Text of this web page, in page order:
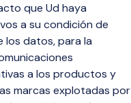
que Ud haya
a su condición de
los datos, para la
a los productos y
marcas explotadas por